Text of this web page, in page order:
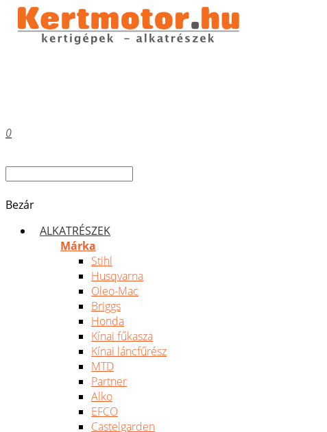
0
Bezár
ALKATRÉSZEK
Márka
Stihl
Husqvarna
Oleo-Mac
Briggs
Honda
Kínai fűkasza
Kínai láncfűrész
MTD
Partner
Alko
EFCO
Castelgarden